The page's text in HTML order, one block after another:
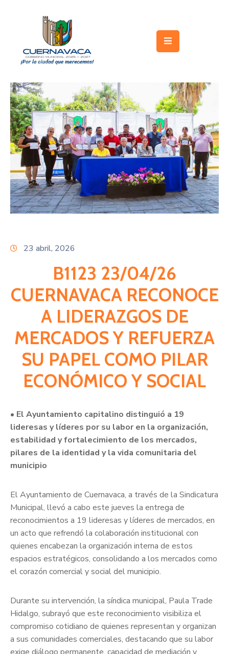
Gobierno
Turismo
Trámites
y
Servicios
Licitaciones
Transparencia
Directorio
23 abril, 2026
B1123 23/04/26
CUERNAVACA RECONOCE
A LIDERAZGOS DE
MERCADOS Y REFUERZA
SU PAPEL COMO PILAR
ECONÓMICO Y SOCIAL
• El Ayuntamiento capitalino distinguió a 19
lideresas y líderes por su labor en la organización,
estabilidad y fortalecimiento de los mercados,
pilares de la identidad y la vida comunitaria del
municipio
El Ayuntamiento de Cuernavaca, a través de la Sindicatura
Municipal, llevó a cabo este jueves la entrega de
reconocimientos a 19 lideresas y líderes de mercados, en
un acto que refrendó la colaboración institucional con
quienes encabezan la organización interna de estos
espacios estratégicos, consolidando a los mercados como
el corazón comercial y social del municipio.
Durante su intervención, la síndica municipal, Paula Trade
Hidalgo, subrayó que este reconocimiento visibiliza el
compromiso cotidiano de quienes representan y organizan
a sus comunidades comerciales, destacando que su labor